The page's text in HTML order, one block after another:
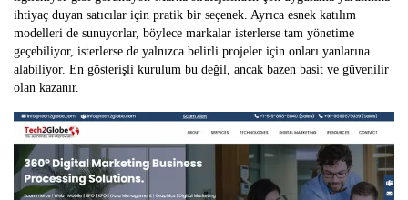
ihtiyaç duyan satıcılar için pratik bir seçenek. Ayrıca esnek katılım
modelleri de sunuyorlar, böylece markalar isterlerse tam yönetime
geçebiliyor, isterlerse de yalnızca belirli projeler için onları yanlarına
alabiliyor. En gösterişli kurulum bu değil, ancak bazen basit ve güvenilir
olan kazanır.